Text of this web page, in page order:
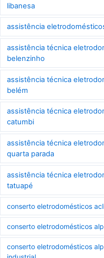
libanesa
assistência
assistência técnica
belenzinho
assistência técnica
belém
assistência técnica
catumbi
assistência técnica
quarta parada
assistência técnica
tatuapé
conserto eletrodomésticos
conserto eletrodomésticos
conserto eletrodomésticos